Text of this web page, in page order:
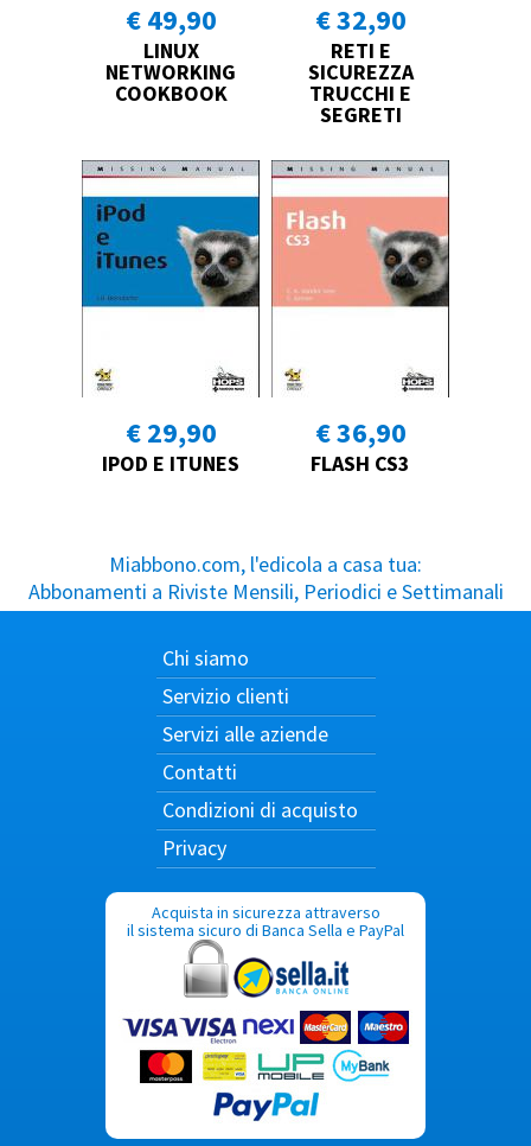
€ 49,90
LINUX
NETWORKING
COOKBOOK
€ 32,90
RETI E
SICUREZZA
TRUCCHI E
SEGRETI
€ 29,90
IPOD E ITUNES
€ 36,90
FLASH CS3
Miabbono.com, l'edicola a casa tua:
Abbonamenti a Riviste Mensili, Periodici e Settimanali
Chi siamo
Servizio clienti
Servizi alle aziende
Contatti
Condizioni di acquisto
Privacy
Acquista in sicurezza attraverso
il sistema sicuro di Banca Sella e PayPal